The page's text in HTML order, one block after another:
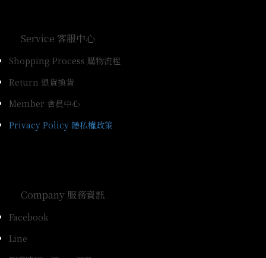
Service 客服中心
Shopping Process 購物流程
Return 退貨換貨
Member 會員中心
Privacy Policy 隱私權政策
Company 服務資訊
Facebook
Line